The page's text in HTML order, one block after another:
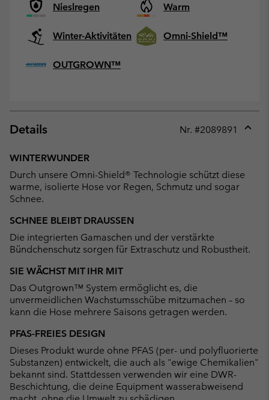
Nieslregen Warm
Winter-Aktivitäten Omni-Shield™
OUTGROWN™
Details Nr. #2089891
WINTERWUNDER
Durch unsere Omni-Shield® Technologie schützt diese
warme, isolierte Hose vor Regen, Schmutz und sogar
Schnee.
SCHNEE BLEIBT DRAUSSEN
Die integrierten Gamaschen und der verstärkte
Bündchenschutz sorgen für Extraschutz und Robustheit.
SIE WÄCHST MIT IHR MIT
Das Outgrown™ System ermöglicht es, die
unvermeidlichen Wachstumsschübe mitzumachen – so
kann die Hose mehrere Saisons getragen werden.
PFAS-FREIES DESIGN
Dieses Produkt wurde ohne PFAS (per- und polyfluorierte
Substanzen) entwickelt, die auch als "ewige Chemikalien"
bekannt sind. Stattdessen verwenden wir eine DWR-
Beschichtung, die deine Equipment wasserabweisend